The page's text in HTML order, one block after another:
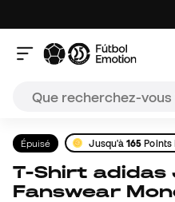
Épuisé Jusqu'à165 Points
T-Shirt adidas Japon EQT
Fanswear